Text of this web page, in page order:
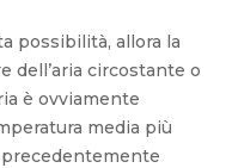
possibilità, allora la
dell’aria circostante o
è ovviamente
media più